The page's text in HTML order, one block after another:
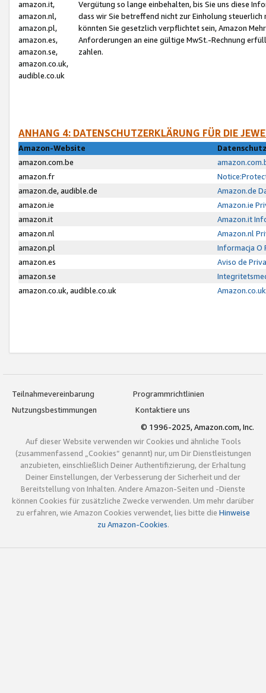
amazon.it,
amazon.nl,
amazon.pl,
amazon.es,
amazon.se,
amazon.co.uk,
audible.co.uk
Vergütung so lange einbehalten, bis Sie uns diese
dass wir Sie betreffend nicht zur Einholung
könnten Sie gesetzlich verpflichtet sein, Amazon
Anforderungen an eine gültige MwSt.-Rechnung
zahlen.
ANHANG 4: DATENSCHUTZERKLÄRUNG FÜR DIE
Amazon-Website
amazon.com.be
amazon.fr
amazon.de, audible.de
Amazon.de
amazon.ie
Amazon.ie
amazon.it
Amazon.it
amazon.nl
Amazon.nl
amazon.pl
Informacja O
amazon.es
Aviso de
amazon.se
amazon.co.uk, audible.co.uk
Teilnahmevereinbarung
Programmrichtlinien
Nutzungsbestimmungen
Kontaktiere uns
© 1996-2025, Amazon.com, Inc.
Auf dieser Website verwenden wir Cookies und ähnliche Tools
(zusammenfassend „Cookies“ genannt) nur, um Dir Dienstleistungen
anzubieten, einschließlich Deiner Authentifizierung, der Erhaltung
Deiner Einstellungen, der Verbesserung der Sicherheit und der
Bereitstellung von Inhalten. Andere Amazon-Seiten und -Dienste
können Cookies für zusätzliche Zwecke verwenden. Um mehr darüber
zu erfahren, wie Amazon Cookies verwendet, lies bitte die Hinweise
zu Amazon-Cookies.